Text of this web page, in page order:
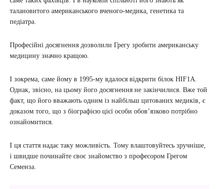
талановитого американського вченого-медика, генетика та
педіатра.
Професійні досягнення дозволили Грегу зробити американську
медицину значно кращою.
І зокрема, саме йому в 1995-му вдалося відкрити білок НІF1A.
Однак, звісно, ​​на цьому його досягнення не закінчилися. Вже той
факт, що його вважають одним із найбільш цитованих медиків, є
доказом того, що з біографією цієї особи обов’язково потрібно
ознайомитися.
І ця стаття надає таку можливість. Тому влаштовуйтесь зручніше,
і швидше починайте своє знайомство з професором Грегом
Семенза.